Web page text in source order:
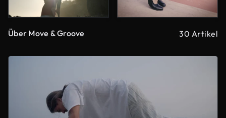
Über Move & Groove 30 Artikel